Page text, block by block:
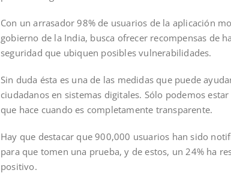
Con un arrasador 98% de usuarios de la aplicación
gobierno de la India, busca ofrecer recompensas de
seguridad que ubiquen posibles vulnerabilidades.
Sin duda ésta es una de las medidas que puede
ciudadanos en sistemas digitales. Sólo podemos
que hace cuando es completamente transparente.
Hay que destacar que 900,000 usuarios han sido
para que tomen una prueba, y de estos, un 24% ha
positivo.